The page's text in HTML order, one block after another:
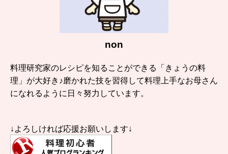
non
料理研究家のレシピを知ることができる「きょうの料
理」が大好き♪磨かれた技を習得して料理上手なお母さん
になれるように日々努力しています。
↓よろしければ応援お願いします↓